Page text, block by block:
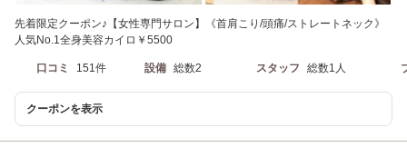
先着限定クーポン♪【女性専門サロン】《首肩こり/頭痛/ストレートネック》
人気No.1全身美容カイロ￥5500
口コミ 151件 設備 総数2 スタッフ 総数1人
クーポンを表示